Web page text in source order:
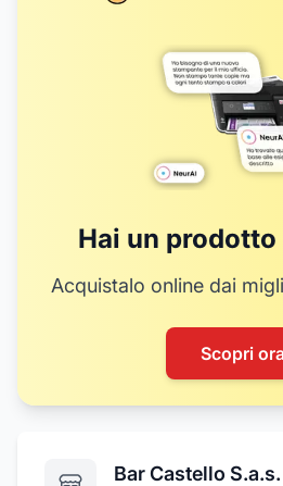
Hai un prodotto
Acquistalo online dai
Scopri ora